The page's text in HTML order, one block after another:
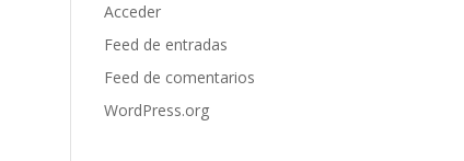
Acceder
Feed de entradas
Feed de comentarios
WordPress.org